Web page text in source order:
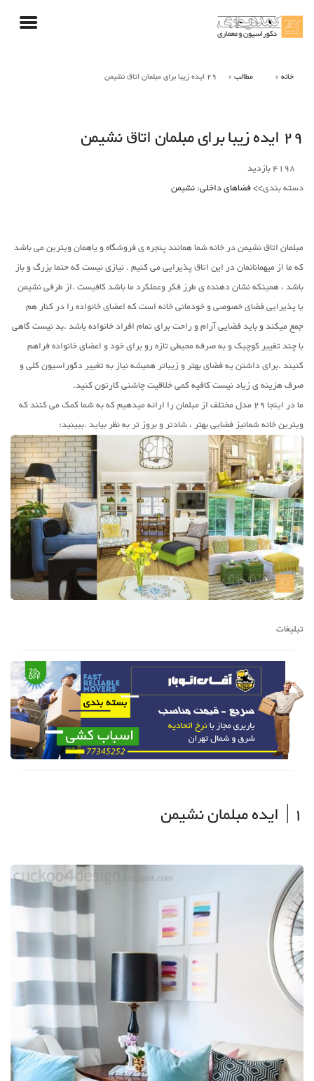
خانه مطالب 29 ایده زیبا برای مبلمان اتاق نشیمن
29 ایده زیبا برای مبلمان اتاق نشیمن
4198بازدید
دسته بندی>>فضاهای داخلی:نشیمن
مبلمان اتاق نشیمن در خانه شما همانند پنجره ی فروشگاه و یاهمان ویترین می باشد
که ما از میهمانانمان در این اتاق پذیرایی می کنیم . نیازی نیست که حتما بزرگ و باز
باشد ، همینکه نشان دهنده ی طرز فکر وعملکرد ما باشد کافیست .از طرفی نشیمن
یا پذیرایی فضای خصوصی و خودمانی خانه است که اعضای خانواده را در کنار هم
جمع میکند و باید فضایی آرام و راحت برای تمام افراد خانواده باشد .بد نیست گاهی
با چند تغییر کوچیک و به صرفه محیطی تازه رو برای خود و اعضای خانواده فراهم
کنیند .برای داشتن یه فضای بهتر و زیباتر همیشه نیاز به تغییر دکوراسیون کلی و
صرف هزینه ی زیاد نیست کافیه کمی خلاقیت چاشنی کارتون کنید.
ما در اینجا 29 مدل مختلف از مبلمان را ارائه میدهیم که به شما کمک می کنند که
ویترین خانه شمانیز فضایی بهتر ، شادتر و بروز تر به نظر بیاید .ببینید:
تبلیغات
1| ایده مبلمان نشیمن